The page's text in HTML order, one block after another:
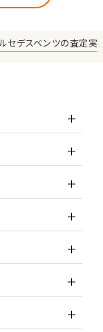
セデスベンツの査定実